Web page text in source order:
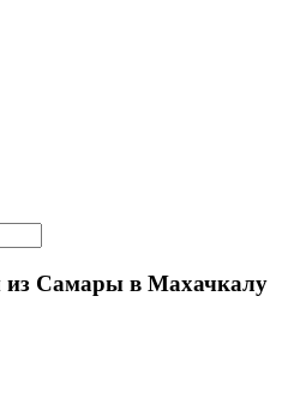
из Самары в Махачкалу